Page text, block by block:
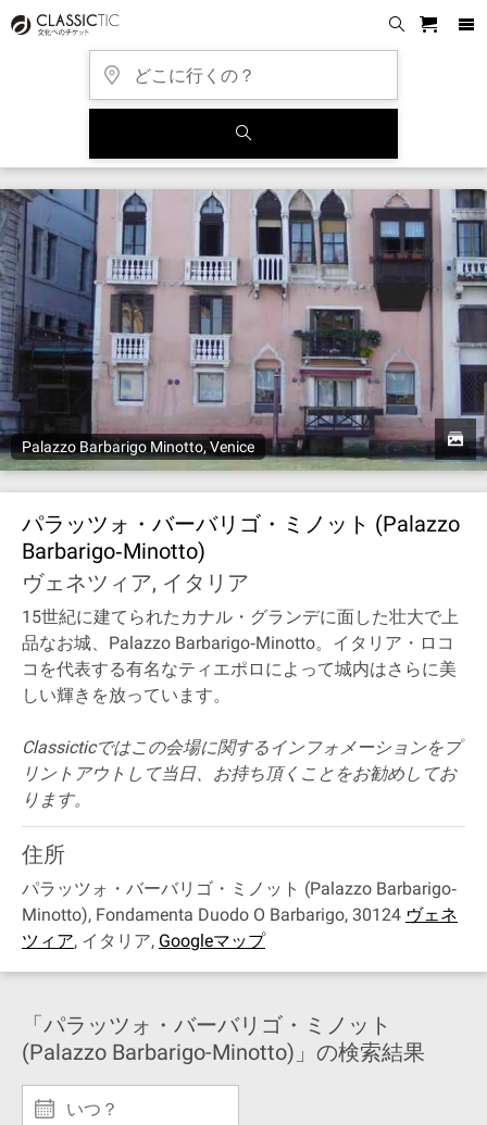
Palazzo Barbarigo Minotto, Venice
パラッツォ・バーバリゴ・ミノット (Palazzo
Barbarigo‐Minotto)
ヴェネツィア, イタリア
15世紀に建てられたカナル・グランデに面した壮大で上
品なお城、Palazzo Barbarigo‐Minotto。イタリア・ロコ
コを代表する有名なティエポロによって城内はさらに美
しい輝きを放っています。
Classicticではこの会場に関するインフォメーションをプ
リントアウトして当日、お持ち頂くことをお勧めしてお
ります。
住所
パラッツォ・バーバリゴ・ミノット (Palazzo Barbarigo‐
Minotto), Fondamenta Duodo O Barbarigo, 30124 ヴェネ
ツィア, イタリア, Googleマップ
「パラッツォ・バーバリゴ・ミノット
(Palazzo Barbarigo-Minotto)」の検索結果
いつ？